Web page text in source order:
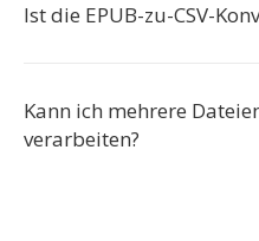
Ist die EPUB-zu-CSV-
Kann ich mehrere
verarbeiten?